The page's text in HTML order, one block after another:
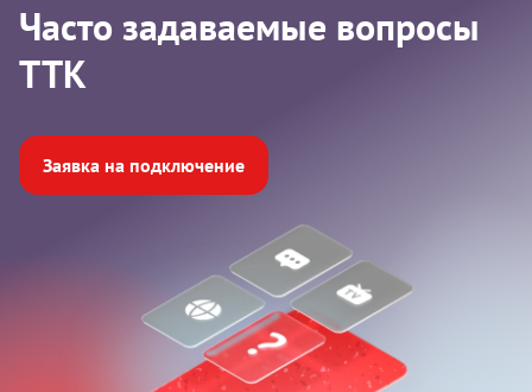
Часто задаваемые вопросы
ТТК
Заявка на подключение